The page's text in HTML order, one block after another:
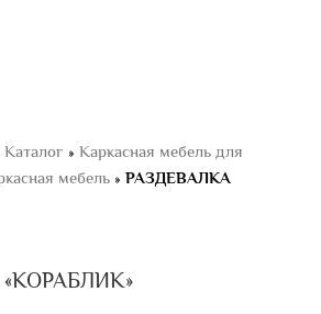
Каталог » Каркасная мебель для
мебель » РАЗДЕВАЛКА